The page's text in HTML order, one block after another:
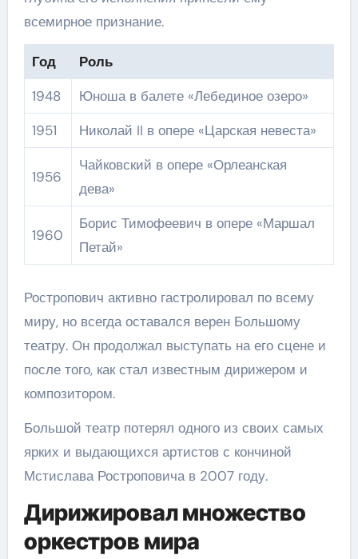
всемирное признание.
Год
Роль
1948
Юноша в балете «Лебединое озеро»
1951
Николай II в опере «Царская невеста»
1956
Чайковский в опере «Орлеанская
дева»
1960
Борис Тимофеевич в опере «Маршал
Петай»
Ростропович активно гастролировал по всему
миру, но всегда оставался верен Большому
театру. Он продолжал выступать на его сцене и
после того, как стал известным дирижером и
композитором.
Большой театр потерял одного из своих самых
ярких и выдающихся артистов с кончиной
Мстислава Ростроповича в 2007 году.
Дирижировал множество
оркестров мира